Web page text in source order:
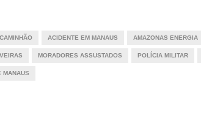
ACIDENTE EM MANAUS AMAZONAS ENERGIA
MORADORES ASSUSTADOS POLÍCIA MILITAR
MANAUS